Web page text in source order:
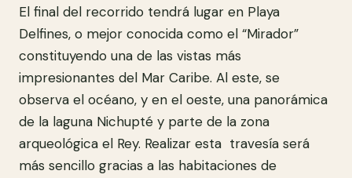
El final del recorrido tendrá lugar en Playa
Delfines, o mejor conocida como el “Mirador”
constituyendo una de las vistas más
impresionantes del Mar Caribe. Al este, se
observa el océano, y en el oeste, una panorámica
de la laguna Nichupté y parte de la zona
arqueológica el Rey. Realizar esta travesía será
más sencillo gracias a las habitaciones de